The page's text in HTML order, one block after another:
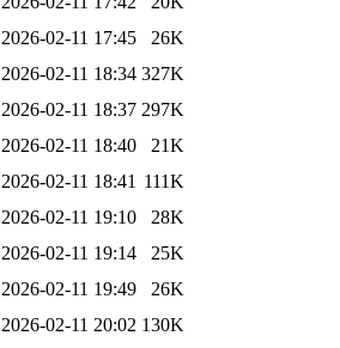
2026-02-11 17:45
26K
2026-02-11 18:34 327K
2026-02-11 18:37 297K
2026-02-11 18:40
21K
2026-02-11 18:41 111K
2026-02-11 19:10
28K
2026-02-11 19:14
25K
2026-02-11 19:49
26K
2026-02-11 20:02 130K